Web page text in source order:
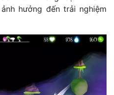
hưởng đến trải nghiệm